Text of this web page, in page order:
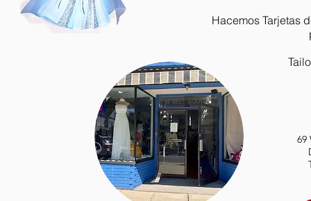
Hacemos Tarjetas
69